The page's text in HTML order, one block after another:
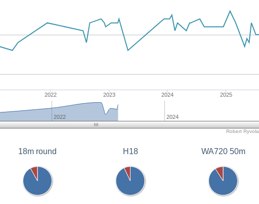
2022 2023 2024 2025
2022 2024
Robert
18m round H18 WA720 50m